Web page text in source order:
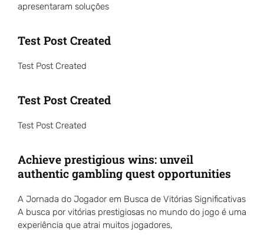
apresentaram soluções
Test Post Created
Test Post Created
Test Post Created
Test Post Created
Achieve prestigious wins: unveil
authentic gambling quest opportunities
A Jornada do Jogador em Busca de Vitórias Significativas
A busca por vitórias prestigiosas no mundo do jogo é uma
experiência que atrai muitos jogadores,